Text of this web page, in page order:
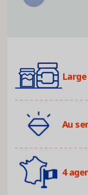
Au
4